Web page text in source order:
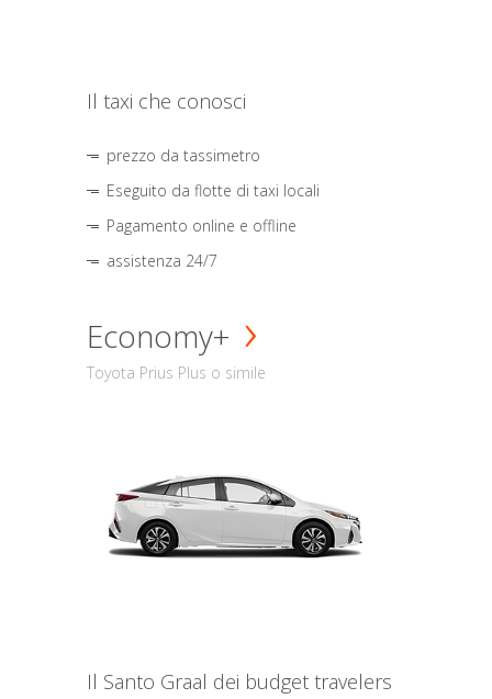
Il taxi che conosci
prezzo da tassimetro
Eseguito da flotte di taxi locali
Pagamento online e offline
assistenza 24/7
Economy+
Toyota Prius Plus o simile
Il Santo Graal dei budget travelers